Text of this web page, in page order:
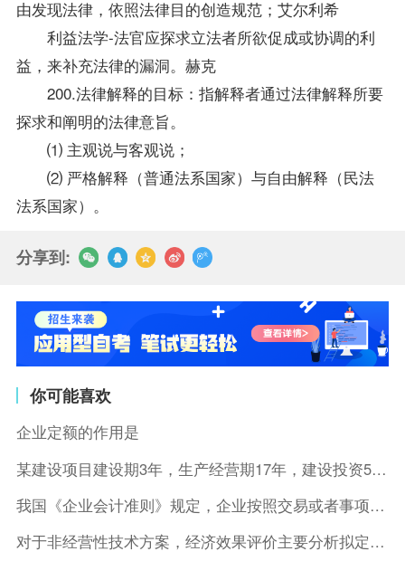
由发现法律，依照法律目的创造规范；艾尔利希
利益法学-法官应探求立法者所欲促成或协调的利
益，来补充法律的漏洞。赫克
200.法律解释的目标：指解释者通过法律解释所要
探求和阐明的法律意旨。
⑴ 主观说与客观说；
⑵ 严格解释（普通法系国家）与自由解释（民法
法系国家）。
分享到:
你可能喜欢
企业定额的作用是
某建设项目建设期3年，生产经营期17年，建设投资5500万元
我国《企业会计准则》规定，企业按照交易或者事项的经济特征确定
对于非经营性技术方案，经济效果评价主要分析拟定方案的( )。